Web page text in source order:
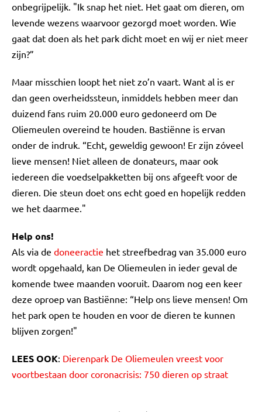
onbegrijpelijk. "Ik snap het niet. Het gaat om dieren, om
levende wezens waarvoor gezorgd moet worden. Wie
gaat dat doen als het park dicht moet en wij er niet meer
zijn?”
Maar misschien loopt het niet zo’n vaart. Want al is er
dan geen overheidssteun, inmiddels hebben meer dan
duizend fans ruim 20.000 euro gedoneerd om De
Oliemeulen overeind te houden. Bastiënne is ervan
onder de indruk. “Echt, geweldig gewoon! Er zijn zóveel
lieve mensen! Niet alleen de donateurs, maar ook
iedereen die voedselpakketten bij ons afgeeft voor de
dieren. Die steun doet ons echt goed en hopelijk redden
we het daarmee."
Help ons!
Als via de doneeractie het streefbedrag van 35.000 euro
wordt opgehaald, kan De Oliemeulen in ieder geval de
komende twee maanden vooruit. Daarom nog een keer
deze oproep van Bastiënne: “Help ons lieve mensen! Om
het park open te houden en voor de dieren te kunnen
blijven zorgen!"
LEES OOK: Dierenpark De Oliemeulen vreest voor
voortbestaan door coronacrisis: 750 dieren op straat